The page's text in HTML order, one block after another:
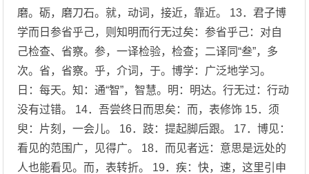
磨。砺，磨刀石。就，动词，接近，靠近。 13．君子博
学而日参省乎己，则知明而行无过矣：参省乎己：对自
己检查、省察。参，一译检验，检查；二译同“叁”，多
次。省，省察。乎，介词，于。博学：广泛地学习。
日：每天。知：通“智”，智慧。明：明达。行无过：行动
没有过错。 14．吾尝终日而思矣：而，表修饰 15．须
臾：片刻，一会儿。 16．跂：提起脚后跟。 17．博见：
看见的范围广，见得广。 18．而见者远：意思是远处的
人也能看见。而，表转折。 19．疾：快，速，这里引申